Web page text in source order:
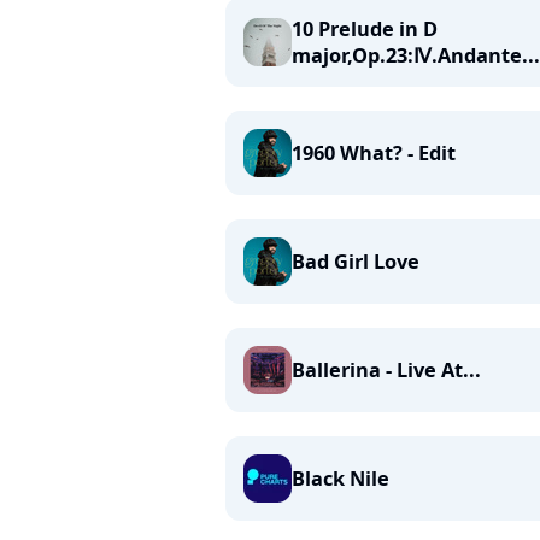
10 Prelude in D
major,Op.23:Ⅳ.Andante...
1960 What? - Edit
Bad Girl Love
Ballerina - Live At...
Black Nile